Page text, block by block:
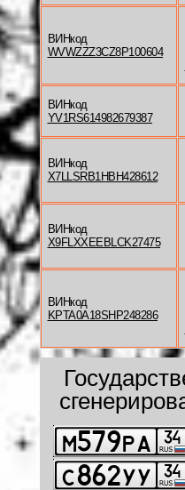
ВИНкод
WVWZZZ3CZ8P100604
ВИНкод
YV1RS614982679387
ВИНкод
X7LLSRB1HBH428612
ВИНкод
X9FLXXEEBLCK27475
ВИНкод
KPTA0A18SHP248286